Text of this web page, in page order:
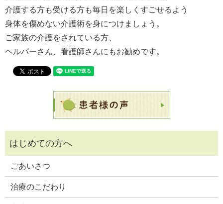
介護する方も受ける方も毎日を楽しくすごせるよう
身体を傷めない介護術を身につけましょう。
ご家族の介護をされている方、
ヘルパーさん、看護師さんにもお勧めです。
ごあいさつ
治療のこだわり